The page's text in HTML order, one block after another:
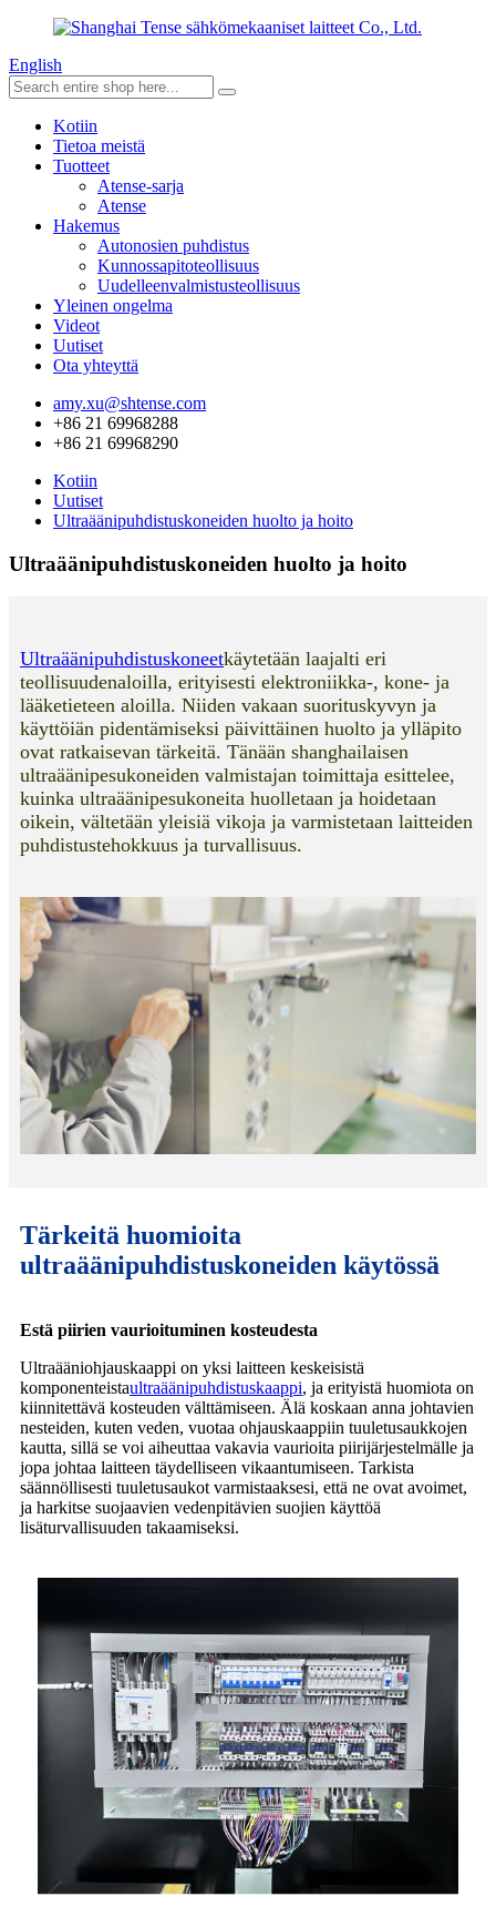
English
Kotiin
Tietoa meistä
Tuotteet
Atense-sarja
Atense
Hakemus
Autonosien puhdistus
Kunnossapitoteollisuus
Uudelleenvalmistusteollisuus
Yleinen ongelma
Videot
Uutiset
Ota yhteyttä
amy.xu@shtense.com
+86 21 69968288
+86 21 69968290
Kotiin
Uutiset
Ultraäänipuhdistuskoneiden huolto ja hoito
Ultraäänipuhdistuskoneiden huolto ja hoito
Ultraäänipuhdistuskoneetkäytetään laajalti eri
teollisuudenaloilla, erityisesti elektroniikka-, kone- ja
lääketieteen aloilla. Niiden vakaan suorituskyvyn ja
käyttöiän pidentämiseksi päivittäinen huolto ja ylläpito
ovat ratkaisevan tärkeitä. Tänään shanghailaisen
ultraäänipesukoneiden valmistajan toimittaja esittelee,
kuinka ultraäänipesukoneita huolletaan ja hoidetaan
oikein, vältetään yleisiä vikoja ja varmistetaan laitteiden
puhdistustehokkuus ja turvallisuus.
Tärkeitä huomioita
ultraäänipuhdistuskoneiden käytössä
Estä piirien vaurioituminen kosteudesta
Ultraääniohjauskaappi on yksi laitteen keskeisistä
komponenteistaultraäänipuhdistuskaappi, ja erityistä huomiota on
kiinnitettävä kosteuden välttämiseen. Älä koskaan anna johtavien
nesteiden, kuten veden, vuotaa ohjauskaappiin tuuletusaukkojen
kautta, sillä se voi aiheuttaa vakavia vaurioita piirijärjestelmälle ja
jopa johtaa laitteen täydelliseen vikaantumiseen. Tarkista
säännöllisesti tuuletusaukot varmistaaksesi, että ne ovat avoimet,
ja harkitse suojaavien vedenpitävien suojien käyttöä
lisäturvallisuuden takaamiseksi.